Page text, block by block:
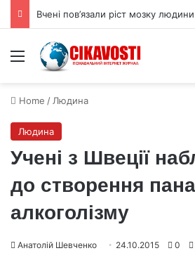
Вчені пов’язали ріст мозку
Menu
Home / Людина
Людина
Учені з Швеції
до створення
алкоголізму
Анатолій Шевченко 24.10.2015 0